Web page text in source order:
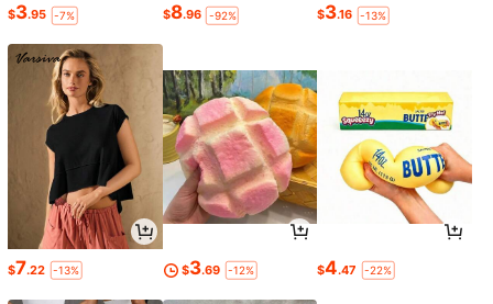
$3.95 -7% $8.96 -92% $3.16 -13%
$7.22 -13% $3.69 -12% $4.47 -22%